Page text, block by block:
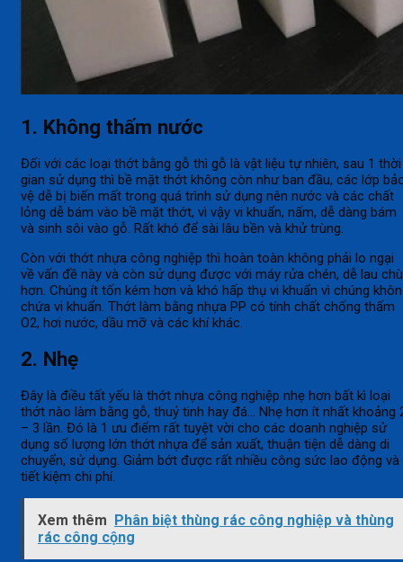
1. Không thấm nước
Đối với các loại thớt bằng gỗ thì gỗ là vật liệu tự nhiên, sau 1 thời
gian sử dụng thì bề mặt thớt không còn như ban đầu, các lớp
vệ dễ bị biến mất trong quá trình sử dụng nên nước và các chất
lỏng dễ bám vào bề mặt thớt, vì vậy vi khuẩn, nấm, dễ dàng bám
và sinh sôi vào gỗ. Rất khó để sài lâu bền và khử trùng.
Còn với thớt nhựa công nghiệp thì hoàn toàn không phải lo ngại
về vấn đề này và còn sử dụng được với máy rửa chén, dễ lau
hơn. Chúng ít tốn kém hơn và khó hấp thụ vi khuẩn vì chúng
chứa vi khuẩn. Thớt làm bằng nhựa PP có tính chất chống thấm
O2, hơi nước, dầu mỡ và các khí khác.
2. Nhẹ
Đây là điều tất yếu là thớt nhựa công nghiệp nhẹ hơn bất kì loại
thớt nào làm bằng gỗ, thuỷ tinh hay đá… Nhẹ hơn ít nhất khoảng
– 3 lần. Đó là 1 ưu điểm rất tuyệt vời cho các doanh nghiệp sử
dụng số lượng lớn thớt nhựa để sản xuất, thuận tiện dễ dàng di
chuyển, sử dụng. Giảm bớt được rất nhiều công sức lao động và
tiết kiệm chi phí.
Xem thêm Phân biệt thùng rác công nghiệp và thùng
rác công cộng